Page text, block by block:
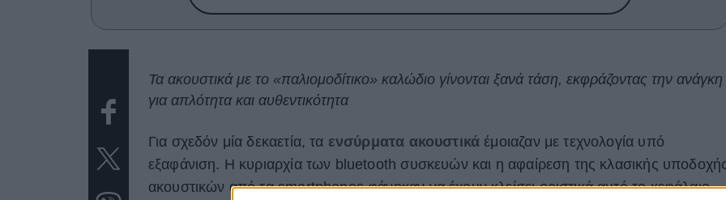
Τα ακουστικά με το «παλιομοδίτικο» καλώδιο γίνονται ξανά τάση, εκφράζοντας την ανάγκη
για απλότητα και αυθεντικότητα
Για σχεδόν μία δεκαετία, τα ενσύρματα ακουστικά έμοιαζαν με τεχνολογία υπό
εξαφάνιση. Η κυριαρχία των bluetooth συσκευών και η αφαίρεση της κλασικής
ακουστικών από τα smartphones φάνηκαν να έχουν κλείσει οριστικά αυτό το κεφάλαιο.